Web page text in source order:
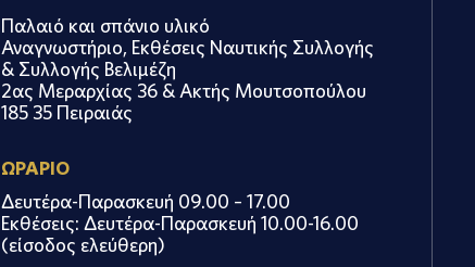
Παλαιό και σπάνιο υλικό
Αναγνωστήριο, Εκθέσεις Ναυτικής Συλλογής
& Συλλογής Βελιμέζη
2ας Μεραρχίας 36 & Ακτής Μουτσοπούλου
185 35 Πειραιάς
ΩΡΑΡΙΟ
Δευτέρα-Παρασκευή 09.00 – 17.00
Εκθέσεις: Δευτέρα-Παρασκευή 10.00-16.00
(είσοδος ελεύθερη)